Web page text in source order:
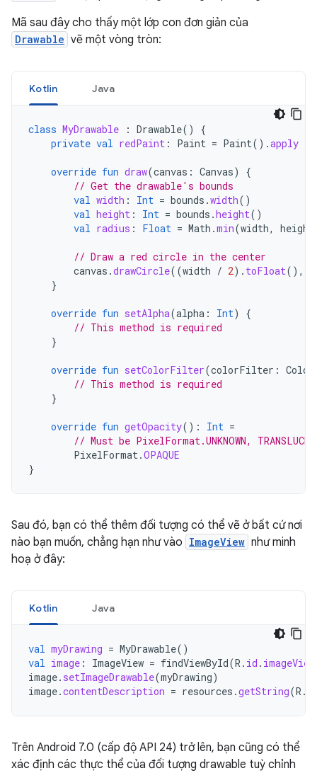
Mã sau đây cho thấy một lớp con đơn giản của
Drawable vẽ một vòng tròn:
Kotlin Java
class MyDrawable : Drawable()
{
private val redPaint : Paint = Paint().apply
override fun draw(canvas : Canvas)
{
// Get the drawable's bounds
val width : Int = bounds .width()
val height : Int = bounds .height()
val radius : Float = Math .min(width, height
// Draw a red circle in the center
canvas .drawCircle((width / 2). toFloat(),
}
override fun setAlpha(alpha : Int)
{
// This method is required
}
override fun setColorFilter(colorFilter :
// This method is required
}
override fun getOpacity(): Int =
// Must be PixelFormat.UNKNOWN,
PixelFormat.OPAQUE
}
Sau đó, bạn có thể thêm đối tượng có thể vẽ ở bất cứ nơi
nào bạn muốn, chẳng hạn như vào ImageView như minh
hoạ ở đây:
Kotlin Java
val myDrawing = MyDrawable()
val image : ImageView = findViewById(R . id . imageView
image. setImageDrawable(myDrawing)
image.contentDescription = resources .getString(R .
Trên Android 7.0 (cấp độ API 24) trở lên, bạn cũng có thể
xác định các thực thể của đối tượng drawable tuỳ chỉnh